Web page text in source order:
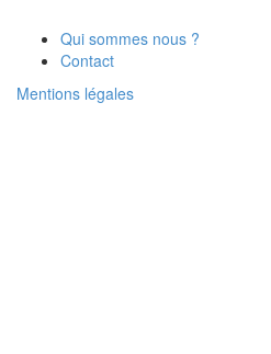
Qui sommes nous ?
Contact
Mentions légales